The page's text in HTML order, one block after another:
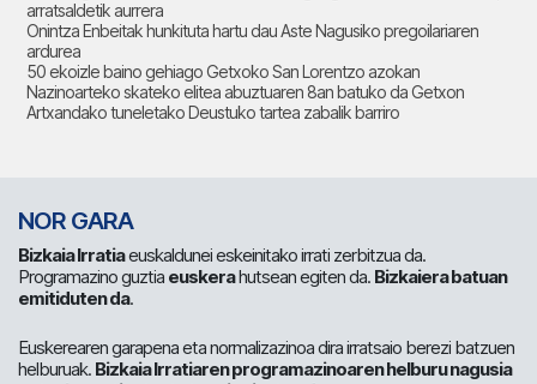
arratsaldetik aurrera
Onintza Enbeitak hunkituta hartu dau Aste Nagusiko pregoilariaren
ardurea
50 ekoizle baino gehiago Getxoko San Lorentzo azokan
Nazinoarteko skateko elitea abuztuaren 8an batuko da Getxon
Artxandako tuneletako Deustuko tartea zabalik barriro
NOR GARA
Bizkaia Irratiaeuskaldunei eskeinitako irrati zerbitzua da.
Programazino guztia euskerahutsean egiten da. Bizkaiera batuan
emitiduten da.
Euskerearen garapena eta normalizazinoa dira irratsaio berezi batzuen
helburuak. Bizkaia Irratiaren programazinoaren helburu nagusia